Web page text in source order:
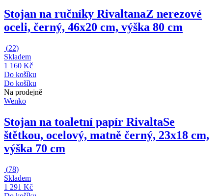
Stojan na ručníky RivaltanaZ nerezové
oceli, černý, 46x20 cm, výška 80 cm
(22)
Skladem
1 160 Kč
Do košíku
Do košíku
Na prodejně
Wenko
Stojan na toaletní papír RivaltaSe
štětkou, ocelový, matně černý, 23x18 cm,
výška 70 cm
(78)
Skladem
1 291 Kč